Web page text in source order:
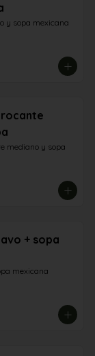
y sopa mexicana
mediano y sopa
+ sopa
mexicana